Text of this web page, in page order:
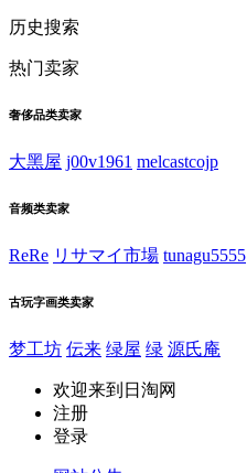
历史搜索
热门卖家
奢侈品类卖家
大黑屋 j00v1961 melcastcojp
音频类卖家
ReRe リサマイ市場 tunagu5555
古玩字画类卖家
梦工坊 伝来 绿屋 绿 源氏庵
欢迎来到日淘网
注册
登录